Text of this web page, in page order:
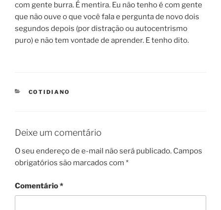
com gente burra. É mentira. Eu não tenho é com gente
que não ouve o que você fala e pergunta de novo dois
segundos depois (por distração ou autocentrismo
puro) e não tem vontade de aprender. E tenho dito.
CATEGORIES
COTIDIANO
Deixe um comentário
O seu endereço de e-mail não será publicado. Campos
obrigatórios são marcados com *
Comentário*